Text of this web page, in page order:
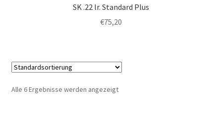
SK .22 lr. Standard Plus
€75,20
Alle 6 Ergebnisse werden angezeigt